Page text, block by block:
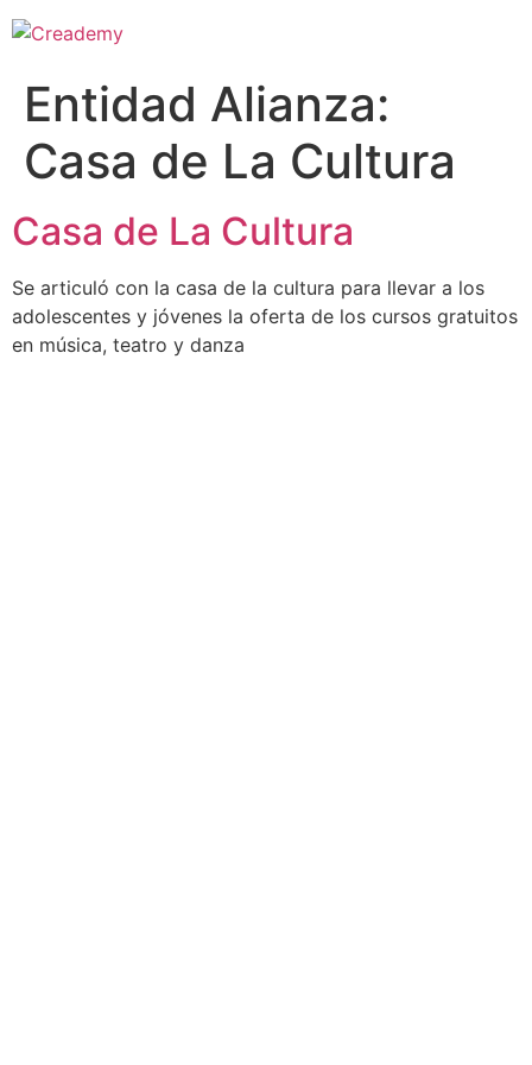
Entidad Alianza:
Casa de La Cultura
Casa de La Cultura
Se articuló con la casa de la cultura para llevar a los
adolescentes y jóvenes la oferta de los cursos gratuitos
en música, teatro y danza